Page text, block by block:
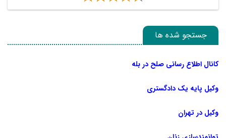
جستجو شده ها
کانال اطلاع رسانی صلح در بله
وکیل پایه یک دادگستری
وکیل در تهران